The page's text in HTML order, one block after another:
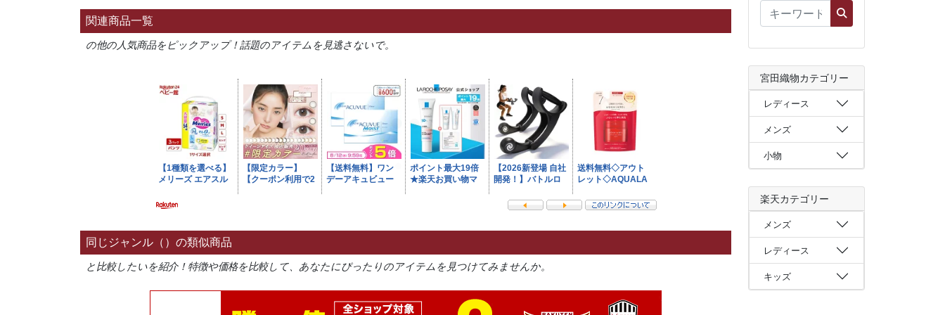
関連商品一覧
の他の人気商品をピックアップ！話題のアイテムを見逃さないで。
同じジャンル（）の類似商品
と比較したいを紹介！特徴や価格を比較して、あなたにぴったりのアイテムを見つけてみませんか。
宮田織物カテゴリー
レディース
メンズ
小物
楽天カテゴリー
メンズ
レディース
キッズ